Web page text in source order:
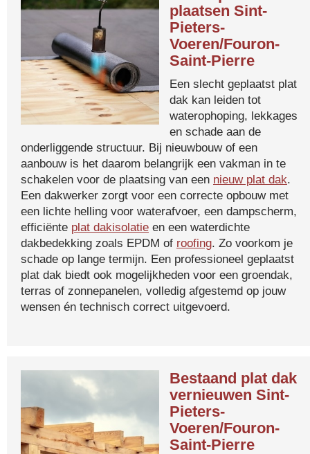
plaatsen Sint-
Pieters-
Voeren/Fouron-
Saint-Pierre
Een slecht geplaatst plat
dak kan leiden tot
waterophoping, lekkages
en schade aan de
onderliggende structuur. Bij nieuwbouw of een
aanbouw is het daarom belangrijk een vakman in te
schakelen voor de plaatsing van een nieuw plat dak.
Een dakwerker zorgt voor een correcte opbouw met
een lichte helling voor waterafvoer, een dampscherm,
efficiënte plat dakisolatie en een waterdichte
dakbedekking zoals EPDM of roofing. Zo voorkom je
schade op lange termijn. Een professioneel geplaatst
plat dak biedt ook mogelijkheden voor een groendak,
terras of zonnepanelen, volledig afgestemd op jouw
wensen én technisch correct uitgevoerd.
Bestaand plat dak
vernieuwen Sint-
Pieters-
Voeren/Fouron-
Saint-Pierre